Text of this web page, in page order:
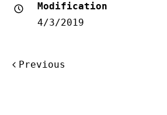
Modification
4/3/2019
PostPrevious